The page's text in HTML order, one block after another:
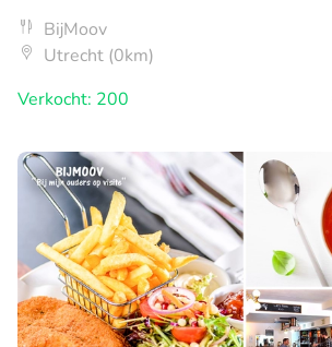
BijMoov
Utrecht (0km)
Verkocht: 200